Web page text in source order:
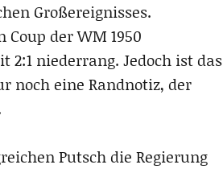
Großereignisses.
der WM 1950
niederrang. Jedoch ist das
noch eine Randnotiz, der
Putsch die Regierung